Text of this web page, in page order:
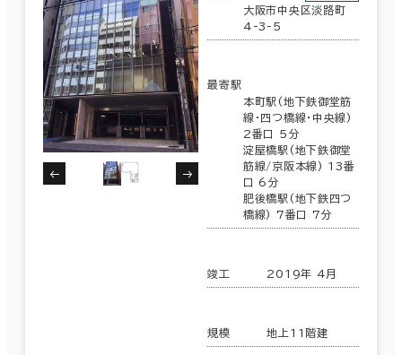
大阪市中央区淡路町
4-3-5
最寄駅
本町駅(地下鉄御堂筋
線･四つ橋線･中央線)
2番口 5分
淀屋橋駅(地下鉄御堂
筋線/京阪本線) 13番
口 6分
肥後橋駅(地下鉄四つ
橋線) 7番口 7分
竣工 2019年 4月
規模 地上11階建